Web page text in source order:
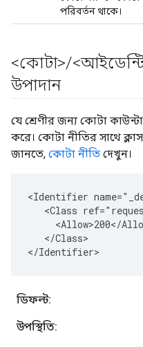
পরিবর্তন থাকে।
<কোটা>/
উপাদান
যে শ্রেণীর জন্য কোটা
করে। কোটা নীতির সাথে
জানতে, কোটা নীতি দেখুন।
<Identifier
<Class
<Allow>200</
   </Class>
</Identifier>
ডিফল্ট:
উপস্থিতি: